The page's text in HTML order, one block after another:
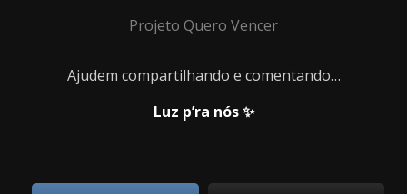
Projeto Quero Vencer
Ajudem compartilhando e comentando…
Luz p’ra nós ✨